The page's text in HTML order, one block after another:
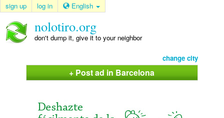
sign up log in English
nolotiro.org
don't dump it, give it to your neighbor
change city
+ Post ad in Barcelona